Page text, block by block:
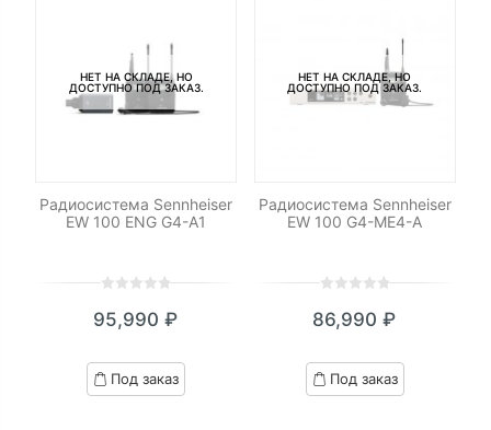
НЕТ НА СКЛАДЕ, НО
ДОСТУПНО ПОД ЗАКАЗ.
Радиосистема Sennheiser
EW 100 ENG G4-A1
out
based
on
95,990 ₽
Под заказ
НЕТ НА СКЛАДЕ, НО
ДОСТУПНО ПОД ЗАКАЗ.
Радиосистема Sennheiser
EW 100 G4-ME4-A
out
based
on
86,990 ₽
Под заказ